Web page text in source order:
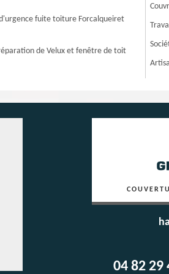
fuite toiture Forcalqueiret
de Velux et fenêtre de toit
04 82 29